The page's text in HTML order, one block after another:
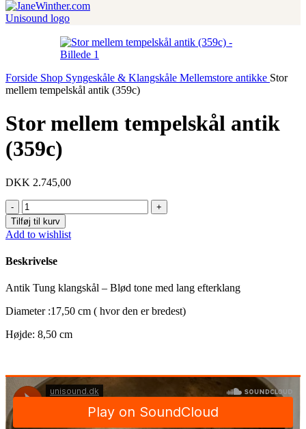
Forside Shop Syngeskåle & Klangskåle Mellemstore antikke Stor
mellem tempelskål antik (359c)
Stor mellem tempelskål antik
(359c)
DKK 2.745,00
Stor
mellem
tempelskål
antik
(359c)
antal
Tilføj til kurv
Add to wishlist
Beskrivelse
Antik Tung klangskål – Blød tone med lang efterklang
Diameter :17,50 cm ( hvor den er bredest)
Højde: 8,50 cm